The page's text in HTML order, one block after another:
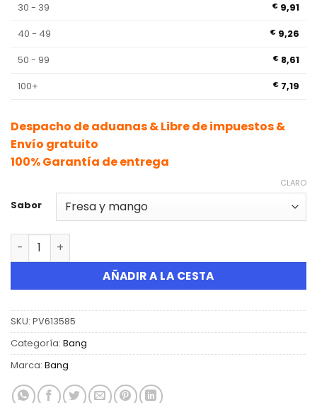
30 - 39
€ 9,91
40 - 49
€ 9,26
50 - 99
€ 8,61
100+
€ 7,19
Despacho de aduanas & Libre de impuestos &
Envío gratuito
100% Garantía de entrega
Sabor
CLARO
Cantidad Bang Gear Tick Tock 20000 Puffs Disposable
AÑADIR A LA CESTA
SKU: PV613585
Categoría: Bang
Marca: Bang